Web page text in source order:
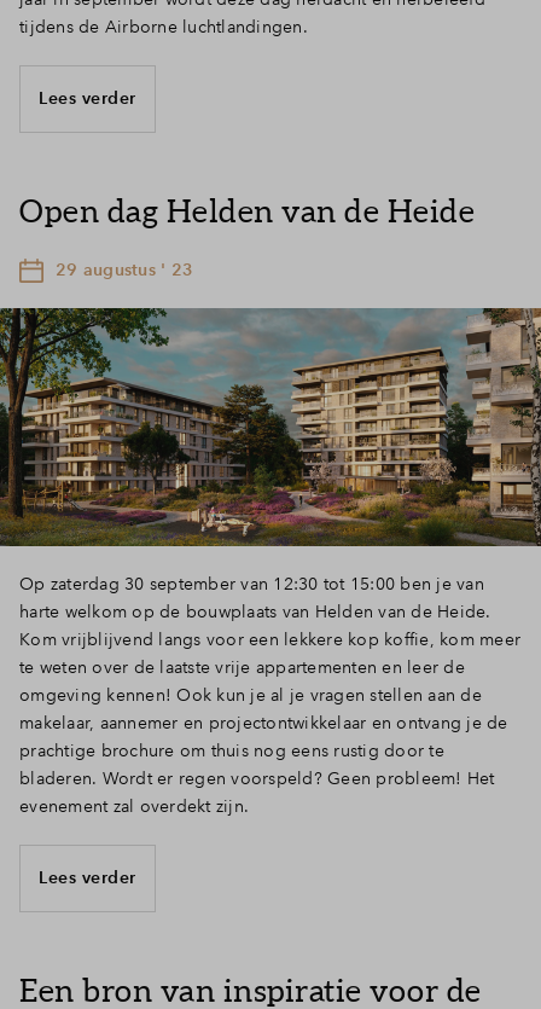
tijdens de Airborne luchtlandingen.
Lees verder
Open dag Helden van de Heide
29 augustus ' 23
Op zaterdag 30 september van 12:30 tot 15:00 ben je van
harte welkom op de bouwplaats van Helden van de Heide.
Kom vrijblijvend langs voor een lekkere kop koffie, kom meer
te weten over de laatste vrije appartementen en leer de
omgeving kennen! Ook kun je al je vragen stellen aan de
makelaar, aannemer en projectontwikkelaar en ontvang je de
prachtige brochure om thuis nog eens rustig door te
bladeren. Wordt er regen voorspeld? Geen probleem! Het
evenement zal overdekt zijn.
Lees verder
Een bron van inspiratie voor de